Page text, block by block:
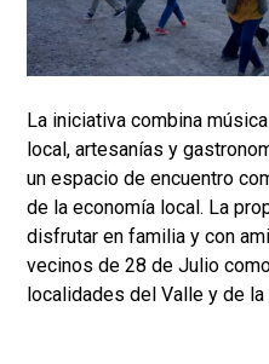
La iniciativa combina
local, artesanías y
un espacio de encuentro
de la economía local. La
disfrutar en familia y con
vecinos de 28 de Julio
localidades del Valle y de